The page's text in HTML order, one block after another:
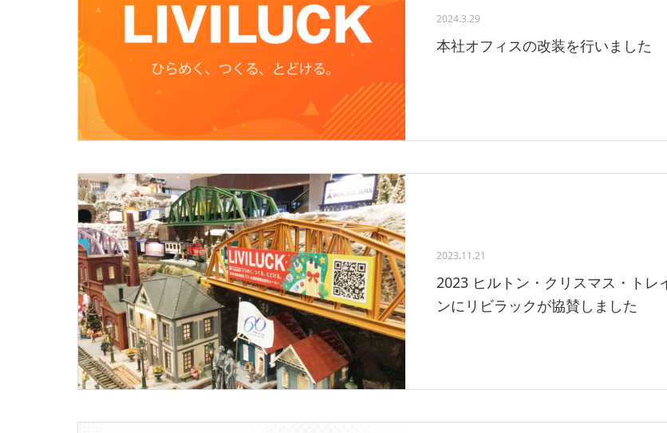
2024.3.29
本社オフィスの改装を行いました
2023.11.21
2023 ヒルトン・クリスマス・トレ
ンにリビラックが協賛しました